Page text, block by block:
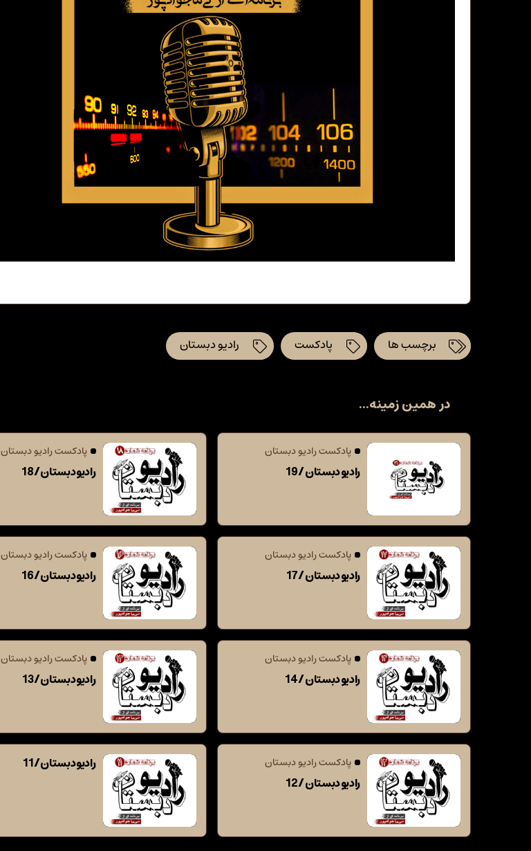
برچسب ها پادکست رادیو دبستان
در همین زمینه...
پادکست رادیو دبستان
رادیو دبستان / 19
پادکست رادیو دبستان
رادیو دبستان / 18
پادکست رادیو دبستان
رادیو دبستان / 17
پادکست رادیو دبستان
رادیو دبستان / 16
پادکست رادیو دبستان
رادیو دبستان / 14
پادکست رادیو دبستان
رادیو دبستان / 13
پادکست رادیو دبستان
رادیو دبستان / 12
رادیو دبستان / 11